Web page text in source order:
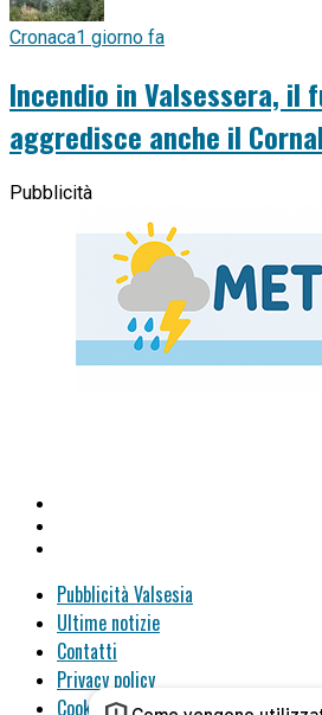
Cronaca1 giorno fa
Incendio in Valsessera, il
aggredisce anche il
Pubblicità
Pubblicità Valsesia
Ultime notizie
Contatti
Privacy policy
Cookie policy